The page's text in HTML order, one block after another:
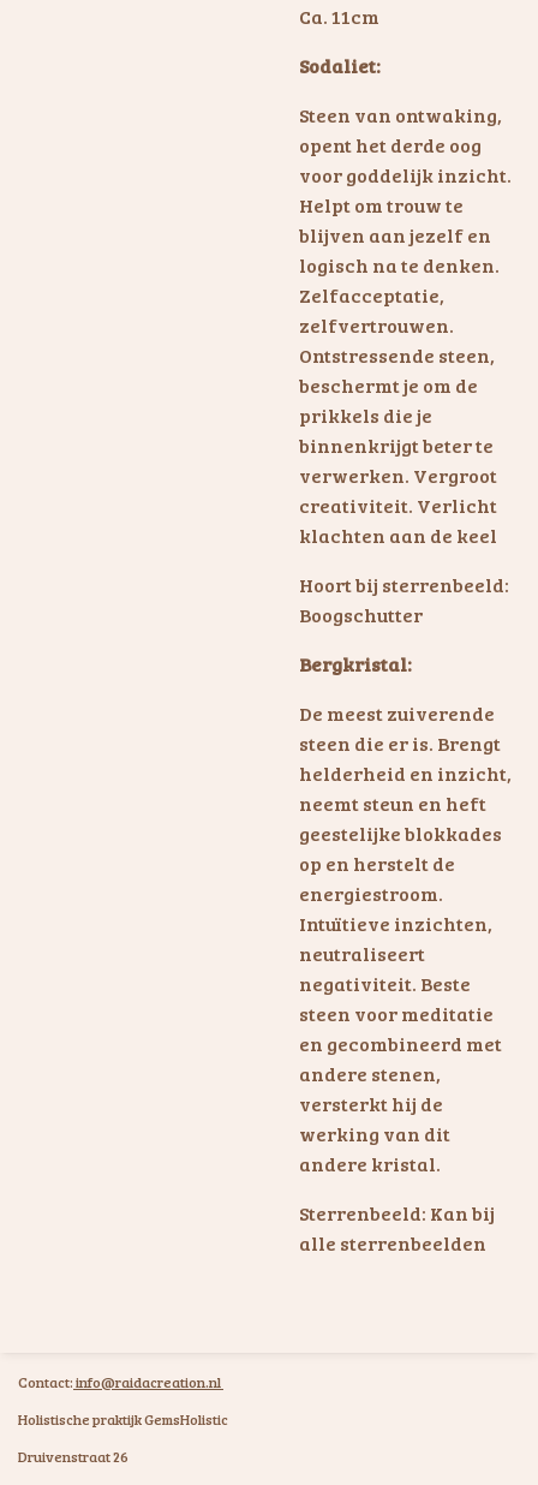
Ca. 11cm
Sodaliet:
Steen van ontwaking,
opent het derde oog
voor goddelijk inzicht.
Helpt om trouw te
blijven aan jezelf en
logisch na te denken.
Zelfacceptatie,
zelfvertrouwen.
Ontstressende steen,
beschermt je om de
prikkels die je
binnenkrijgt beter te
verwerken. Vergroot
creativiteit. Verlicht
klachten aan de keel
Hoort bij sterrenbeeld:
Boogschutter
Bergkristal:
De meest zuiverende
steen die er is. Brengt
helderheid en inzicht,
neemt steun en heft
geestelijke blokkades
op en herstelt de
energiestroom.
Intuïtieve inzichten,
neutraliseert
negativiteit. Beste
steen voor meditatie
en gecombineerd met
andere stenen,
versterkt hij de
werking van dit
andere kristal.
Sterrenbeeld: Kan bij
alle sterrenbeelden
Contact:info@raidacreation.nl
Holistische praktijk GemsHolistic
Druivenstraat 26